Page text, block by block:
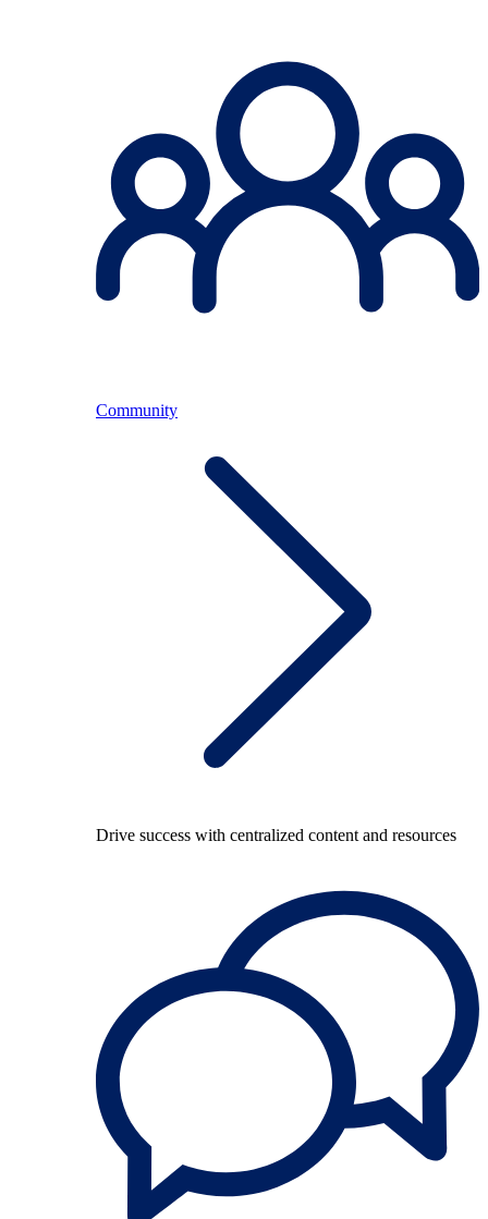
Community
Drive success with centralized content and resources